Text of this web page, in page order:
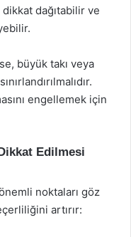
dikkat dağıtabilir ve
büyük takı veya
engellemek için
Edilmesi
noktaları göz
artırır: